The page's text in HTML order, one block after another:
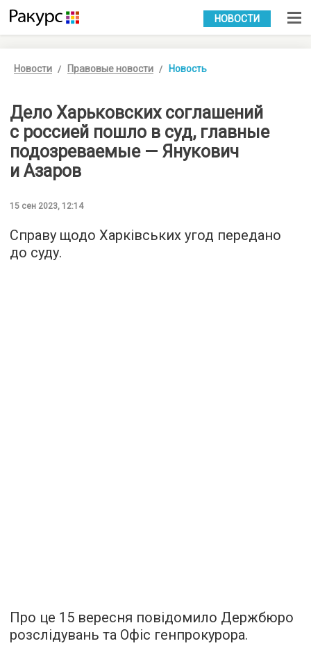
УКР РУС
НОВОСТИ
Новости Правовые новости Новость
Дело Харьковских соглашений
с россией пошло в суд, главные
подозреваемые — Янукович
и Азаров
15 сен 2023, 12:14
Справу щодо Харківських угод передано
до суду.
Про це 15 вересня повідомило Держбюро
розслідувань та Офіс генпрокурора.